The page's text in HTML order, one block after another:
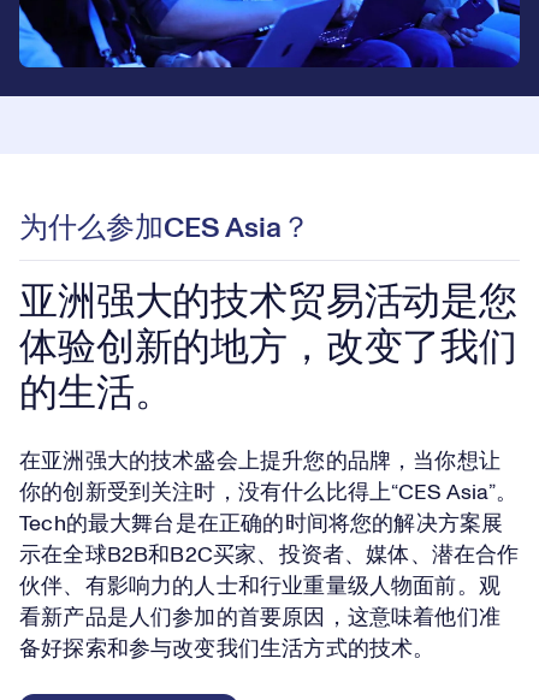
为什么参加CES Asia？
亚洲强大的技术贸易活动是您
体验创新的地方，改变了我们
的生活。
在亚洲强大的技术盛会上提升您的品牌，当你想让
你的创新受到关注时，没有什么比得上“CES Asia”。
Tech的最大舞台是在正确的时间将您的解决方案展
示在全球B2B和B2C买家、投资者、媒体、潜在合作
伙伴、有影响力的人士和行业重量级人物面前。观
看新产品是人们参加的首要原因，这意味着他们准
备好探索和参与改变我们生活方式的技术。